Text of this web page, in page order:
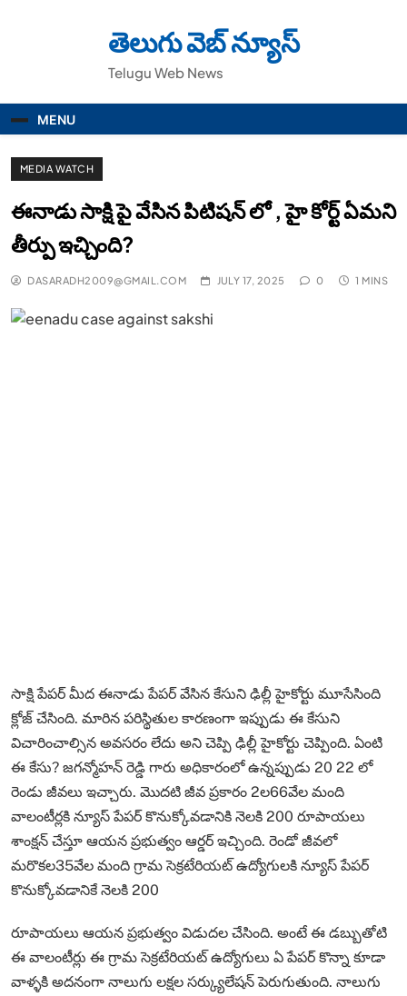
తెలుగు వెబ్ న్యూస్
Telugu Web News
MENU
MEDIA WATCH
ఈనాడు సాక్షి పై వేసిన పిటిషన్ లో , హై కోర్ట్ ఏమని
తీర్పు ఇచ్చింది?
DASARADH2009@GMAIL.COM JULY 17, 2025 0 1 MINS
సాక్షి పేపర్ మీద ఈనాడు పేపర్ వేసిన కేసుని ఢిల్లీ హైకోర్టు మూసేసింది
క్లోజ్ చేసింది. మారిన పరిస్థితుల కారణంగా ఇప్పుడు ఈ కేసుని
విచారించాల్సిన అవసరం లేదు అని చెప్పి ఢిల్లీ హైకోర్టు చెప్పింది. ఏంటి
ఈ కేసు? జగన్మోహన్ రెడ్డి గారు అధికారంలో ఉన్నప్పుడు 20 22 లో
రెండు జీవలు ఇచ్చారు. మొదటి జీవ ప్రకారం 2ల66వేల మంది
వాలంటీర్లకి న్యూస్ పేపర్ కొనుక్కోవడానికి నెలకి 200 రూపాయలు
శాంక్షన్ చేస్తూ ఆయన ప్రభుత్వం ఆర్డర్ ఇచ్చింది. రెండో జీవలో
మరొకల35వేల మంది గ్రామ సెక్రటేరియట్ ఉద్యోగులకి న్యూస్ పేపర్
కొనుక్కోవడానికే నెలకి 200
రూపాయలు ఆయన ప్రభుత్వం విడుదల చేసింది. అంటే ఈ డబ్బుతోటి
ఈ వాలంటీర్లు ఈ గ్రామ సెక్రటేరియట్ ఉద్యోగులు ఏ పేపర్ కొన్నా కూడా
వాళ్ళకి అదనంగా నాలుగు లక్షల సర్క్యులేషన్ పెరుగుతుంది. నాలుగు